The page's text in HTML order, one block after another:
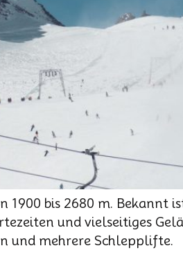
bis 2680 m. Bekannt
und vielseitiges
und mehrere Schlepplifte.